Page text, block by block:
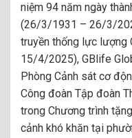
niệm 94 năm ngày
(26/3/1931 – 26/3/
truyền thống lực
15/4/2025), GBlife
Phòng Cảnh sát cơ
Công đoàn Tập đoàn
trong Chương trình
cảnh khó khăn tại